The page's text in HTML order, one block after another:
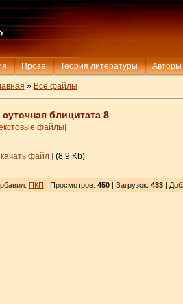
Проза Теория литературы Авторы
» Все файлы
суточная блицитата 8
файлы]
файл ] (8.9 Kb)
: ПКП | Просмотров: 450| Загрузок: 433|